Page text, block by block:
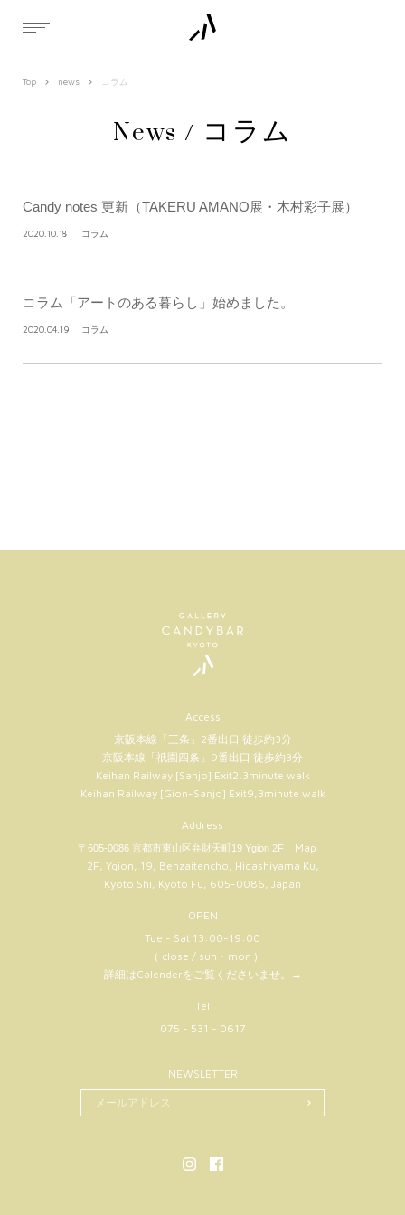
Top news コラム
News / コラム
2020.10.18 コラム
Candy notes 更新（TAKERU AMANO展・木村彩子展）
2020.04.19 コラム
コラム「アートのある暮らし」始めました。
Access
京阪本線「三条」2番出口 徒歩約3分
京阪本線「祇園四条」9番出口 徒歩約3分
Keihan Railway [Sanjo] Exit2,3minute walk
Keihan Railway [Gion-Sanjo] Exit9,3minute walk
Address
〒605-0086 京都市東山区弁財天町19 Ygion 2F
Map
2F, Ygion, 19, Benzaitencho, Higashiyama Ku,
Kyoto Shi, Kyoto Fu, 605-0086, Japan
OPEN
Tue - Sat 13:00-19:00
（ close / sun・mon )
詳細はCalenderをご覧くださいませ。
→
Tel
075 - 531 - 0617
NEWSLETTER